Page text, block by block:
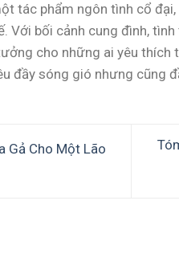
tác phẩm ngôn tình cổ
Với bối cảnh cung đình,
cho những ai yêu thích
đầy sóng gió nhưng cũng
Gả Cho Một Lão